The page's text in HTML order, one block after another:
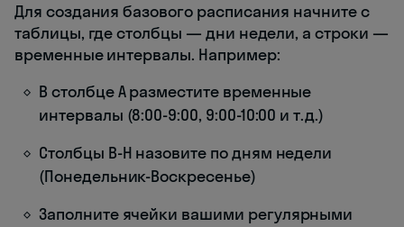
Для создания базового расписания начните с
таблицы, где столбцы — дни недели, а строки —
временные интервалы. Например:
В столбце A разместите временные
интервалы (8:00-9:00, 9:00-10:00 и т.д.)
Столбцы B-H назовите по дням недели
(Понедельник-Воскресенье)
Заполните ячейки вашими регулярными